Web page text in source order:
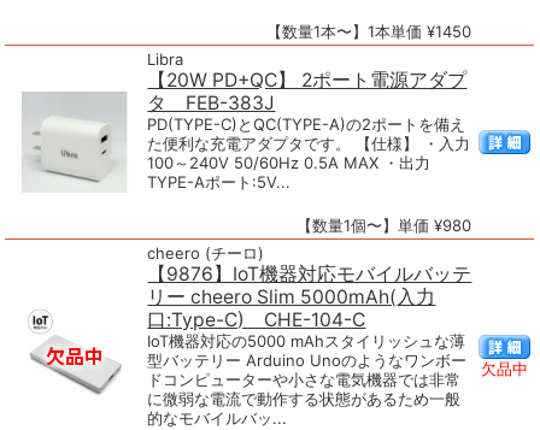
【数量1本〜】1本単価 ¥1450
Libra
【20W PD+QC】 2ポート電源アダプ
タ FEB-383J
PD(TYPE-C)とQC(TYPE-A)の2ポートを備え
た便利な充電アダプタです。 【仕様】 ・入力
100～240V 50/60Hz 0.5A MAX ・出力
TYPE-Aポート:5V...
【数量1個〜】単価 ¥980
cheero (チーロ)
【9876】IoT機器対応モバイルバッテ
リー cheero Slim 5000mAh(入力
口:Type-C) CHE-104-C
IoT機器対応の5000 mAhスタイリッシュな薄
型バッテリー Arduino Unoのようなワンボー
ドコンピューターや小さな電気機器では非常
に微弱な電流で動作する状態があるため一般
的なモバイルバッ...
欠品中